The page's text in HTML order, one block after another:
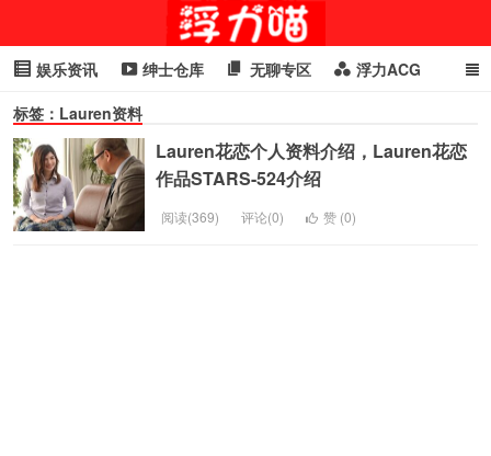
喵星闻
娱乐资讯 绅士仓库 无聊专区 浮力ACG
浮力GIF 明星头条
cosplay
标签：Lauren资料
Lauren花恋个人资料介绍，Lauren花恋
作品STARS-524介绍
阅读(369) 评论(0) 赞 (0)